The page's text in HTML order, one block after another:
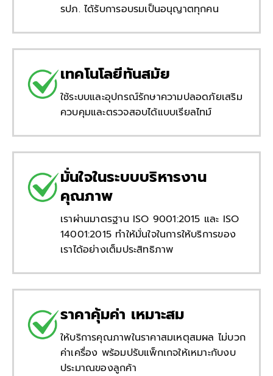
รปภ. ได้รับการอบรมเป็นอนุญาตทุกคน
เทคโนโลยีทันสมัย
ใช้ระบบและอุปกรณ์รักษาความปลอดภัยเสริม
ควบคุมและตรวจสอบได้แบบเรียลไทม์
มั่นใจในระบบบริหารงาน
คุณภาพ
เราผ่านมาตรฐาน ISO 9001:2015 และ ISO
14001:2015 ทำให้มั่นใจในการให้บริการของ
เราได้อย่างเต็มประสิทธิภาพ
ราคาคุ้มค่า เหมาะสม
ให้บริการคุณภาพในราคาสมเหตุสมผล ไม่บวก
ค่าเครื่อง พร้อมปรับแพ็กเกจให้เหมาะกับงบ
ประมาณของลูกค้า